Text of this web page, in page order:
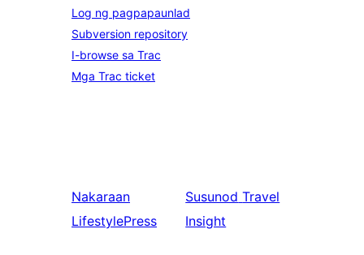
Log ng pagpapaunlad
Subversion repository
I-browse sa Trac
Mga Trac ticket
Nakaraan
LifestylePress
Susunod Travel
Insight